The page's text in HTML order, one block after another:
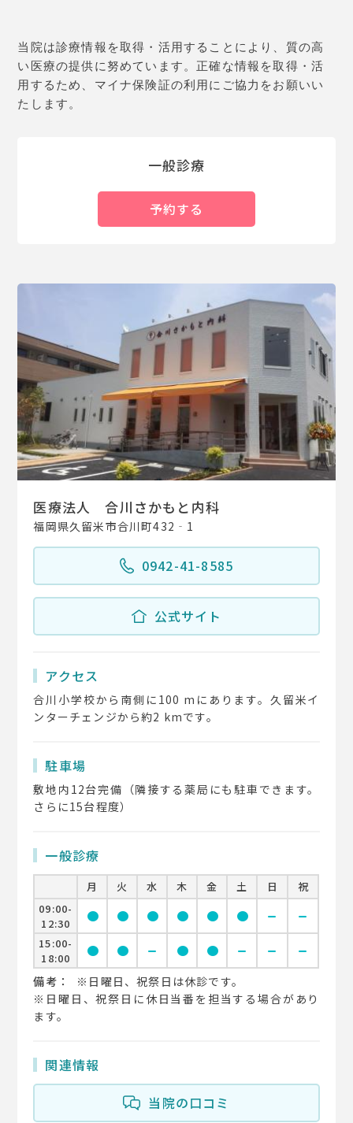
当院は診療情報を取得・活用することにより、質の高
い医療の提供に努めています。正確な情報を取得・活
用するため、マイナ保険証の利用にご協力をお願いい
たします。
一般診療
予約する
医療法人 合川さかもと内科
福岡県久留米市合川町432‐1
0942-41-8585
公式サイト
アクセス
合川小学校から南側に100 mにあります。久留米イ
ンターチェンジから約2 kmです。
駐車場
敷地内12台完備（隣接する薬局にも駐車できます。
さらに15台程度）
一般診療
月 火 水 木 金 土 日
祝
09:00-
12:30
circle circle circle circle circle circle remove remove
15:00-
18:00
circle circle remove circle circle remove remove remove
備考：
※日曜日、祝祭日は休診です。
※日曜日、祝祭日に休日当番を担当する場合があり
ます。
関連情報
当院の口コミ